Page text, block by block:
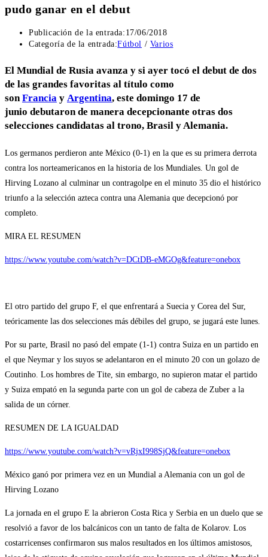
pudo ganar en el debut
Publicación de la entrada: 17/06/2018
Categoría de la entrada:Fútbol / Varios
El Mundial de Rusia avanza y si ayer tocó el debut de dos
de las grandes favoritas al título como
son Francia y Argentina, este domingo 17 de
junio debutaron de manera decepcionante otras dos
selecciones candidatas al trono, Brasil y Alemania.
Los germanos perdieron ante México (0-1) en la que es su primera derrota
contra los norteamericanos en la historia de los Mundiales. Un gol de
Hirving Lozano al culminar un contragolpe en el minuto 35 dio el histórico
triunfo a la selección azteca contra una Alemania que decepcionó por
completo.
MIRA EL RESUMEN
https://www.youtube.com/watch?v=DCtDB-eMGOg&feature=onebox
El otro partido del grupo F, el que enfrentará a Suecia y Corea del Sur,
teóricamente las dos selecciones más débiles del grupo, se jugará este lunes.
Por su parte, Brasil no pasó del empate (1-1) contra Suiza en un partido en
el que Neymar y los suyos se adelantaron en el minuto 20 con un golazo de
Coutinho. Los hombres de Tite, sin embargo, no supieron matar el partido
y Suiza empató en la segunda parte con un gol de cabeza de Zuber a la
salida de un córner.
RESUMEN DE LA IGUALDAD
https://www.youtube.com/watch?v=vRjxI998SjQ&feature=onebox
México ganó por primera vez en un Mundial a Alemania con un gol de
Hirving Lozano
La jornada en el grupo E la abrieron Costa Rica y Serbia en un duelo que se
resolvió a favor de los balcánicos con un tanto de falta de Kolarov. Los
costarricenses confirmaron sus malos resultados en los últimos amistosos,